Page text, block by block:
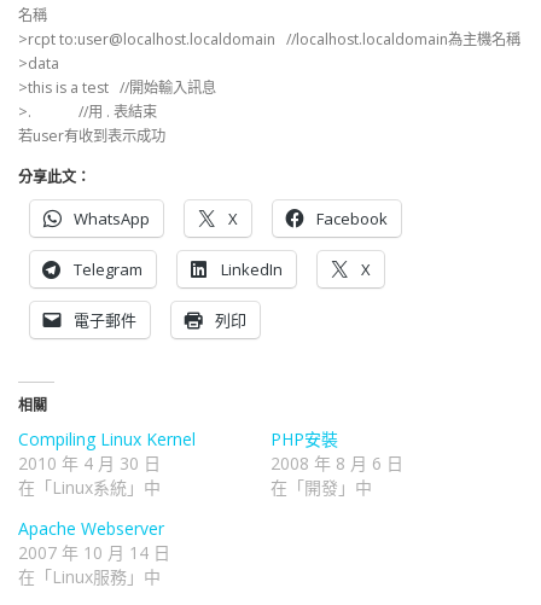
名稱
>rcpt to:user@localhost.localdomain //localhost.localdomain為主機名稱
>data
>this is a test //開始輸入訊息
>. //用 . 表結束
若user有收到表示成功
分享此文：
WhatsApp X Facebook
Telegram LinkedIn X
電子郵件 列印
相關
Compiling Linux Kernel
2010 年 4 月 30 日
在「Linux系統」中
PHP安裝
2008 年 8 月 6 日
在「開發」中
Apache Webserver
2007 年 10 月 14 日
在「Linux服務」中